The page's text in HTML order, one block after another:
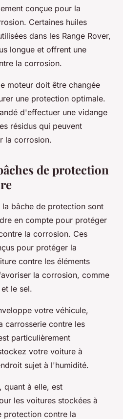
conçue pour la
Certaines huiles
dans les Range Rover,
longue et offrent une
la corrosion.
moteur doit être changée
une protection optimale.
d'effectuer une vidange
résidus qui peuvent
la corrosion.
de protection
bâche de protection sont
en compte pour protéger
la corrosion. Ces
pour protéger la
contre les éléments
la corrosion, comme
le sel.
votre véhicule,
carrosserie contre les
particulièrement
votre voiture à
sujet à l'humidité.
quant à elle, est
les voitures stockées à
protection contre la